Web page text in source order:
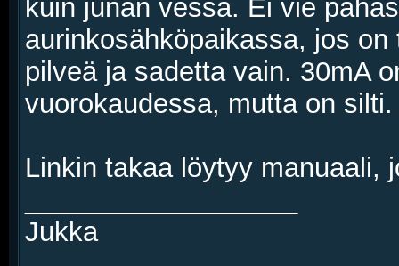
kuin junan vessa. Ei vie
aurinkosähköpaikassa, jos
pilveä ja sadetta vain. 30mA
vuorokaudessa, mutta on silti.
Linkin takaa löytyy manuaali,
Jukka